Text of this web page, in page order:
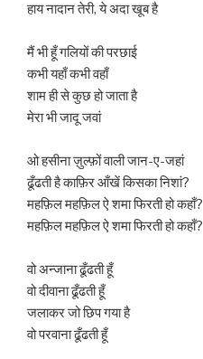
हाय नादान तेरी, ये अदा खूब है
मैं भी हूँ गलियों की परछाई
कभी यहाँ कभी वहाँ
शाम ही से कुछ हो जाता है
मेरा भी जादू जवां
ओ हसीना ज़ुल्फ़ों वाली जान-ए-जहां
ढूँढती है काफ़िर आँखें किसका निशां?
महफ़िल महफ़िल ऐ शमा फिरती हो कहाँ?
महफ़िल महफ़िल ऐ शमा फिरती हो कहाँ?
वो अन्जाना ढूँढती हूँ
वो दीवाना ढूँढती हूँ
जलाकर जो छिप गया है
वो परवाना ढूँढती हूँ